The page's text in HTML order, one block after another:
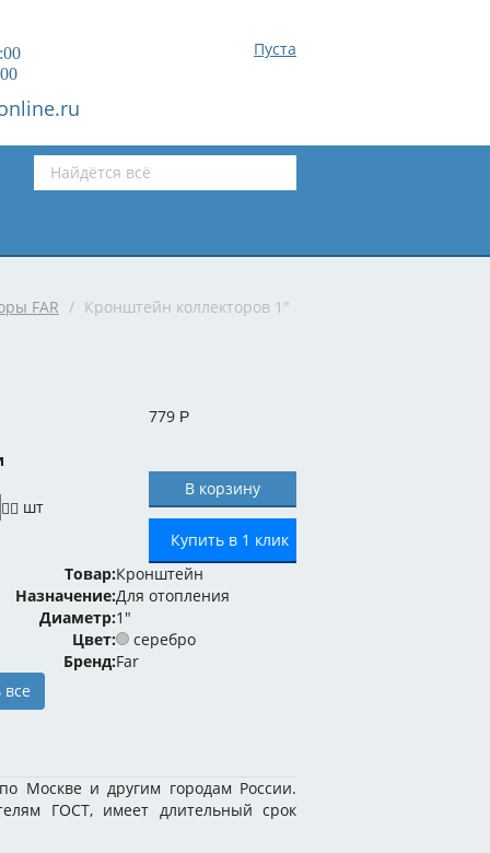
Пуста
FAR / Кронштейн коллекторов 1"
779 Р
шт
Купить в 1 клик
Товар:Кронштейн
Назначение:Для отопления
Диаметр:1"
Цвет:
серебро
Бренд:Far
Москве и другим городам России.
ГОСТ, имеет длительный срок